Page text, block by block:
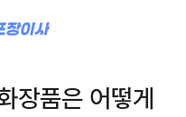
장품은 어떻게